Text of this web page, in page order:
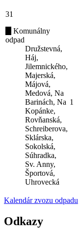
31
Komunálny
odpad
Družstevná,
Háj,
Jilemnického,
Majerská,
Májová,
Medová, Na
Barinách, Na
Kopánke,
Rovňanská,
Schreiberova,
Sklárska,
Sokolská,
Súhradka,
Sv. Anny,
Športová,
Uhrovecká
1
Kalendár zvozu odpadu
Odkazy